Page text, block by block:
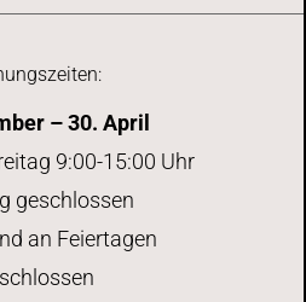
– 30. April
9:00-15:00 Uhr
geschlossen
an Feiertagen